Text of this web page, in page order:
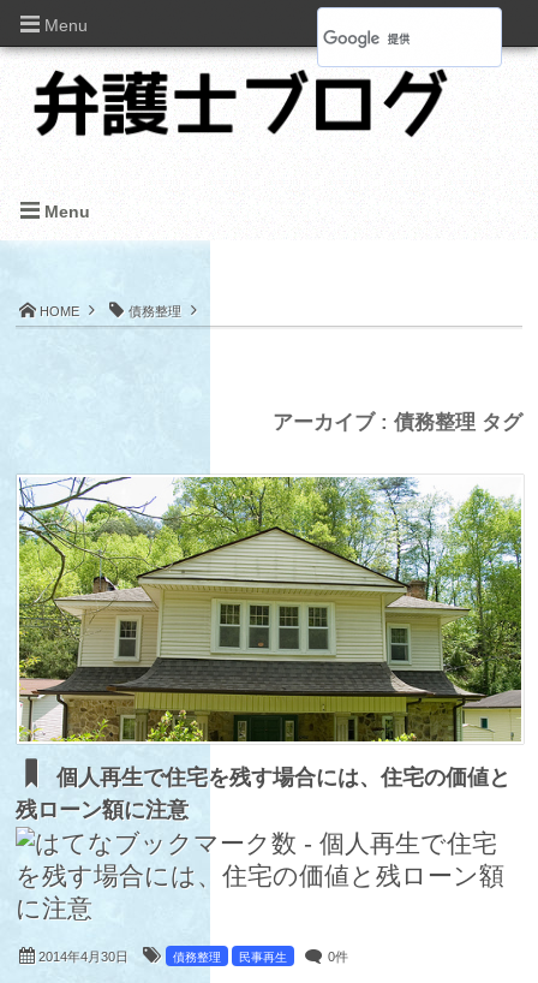
HOME 債務整理
アーカイブ : 債務整理 タグ
個人再生で住宅を残す場合には、住宅の価値と
残ローン額に注意
2014年4月30日 債務整理 民事再生 0件
Menu
Menu